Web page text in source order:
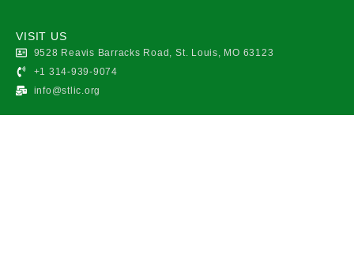
VISIT US
9528 Reavis Barracks Road, St. Louis, MO 63123
+1 314-939-9074
info@stlic.org